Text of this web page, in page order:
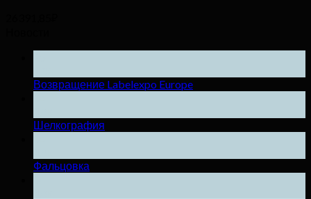
Возвращение Labelexpo Europe
Шелкография
Фальцовка